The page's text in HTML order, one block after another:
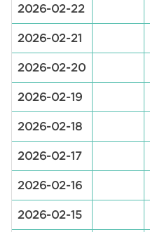
2026-02-22
2026-02-21
2026-02-20
2026-02-19
2026-02-18
2026-02-17
2026-02-16
2026-02-15